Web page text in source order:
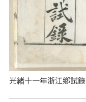
光緒十一年浙江鄉試錄